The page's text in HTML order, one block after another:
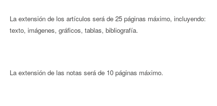
La extensión de los artículos será de 25 páginas máximo, incluyendo:
texto, imágenes, gráficos, tablas, bibliografía.
La extensión de las notas será de 10 páginas máximo.